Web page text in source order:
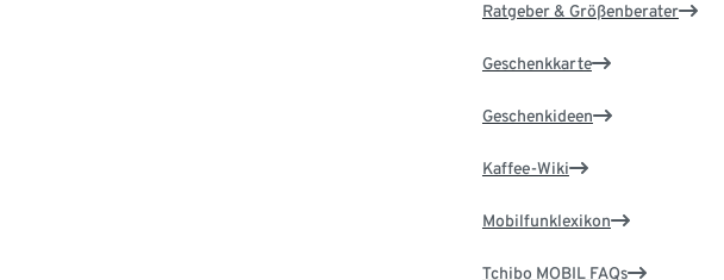
Ratgeber & Größenberater
Geschenkkarte
Geschenkideen
Kaffee-Wiki
Mobilfunklexikon
Tchibo MOBIL FAQs